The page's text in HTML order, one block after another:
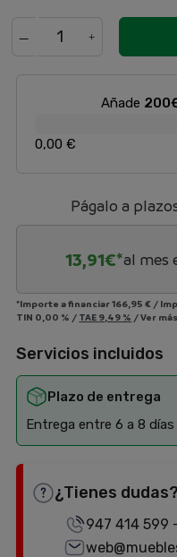
Añade
0,00 €
Págalo a
13,91€*al mes
*Importe a financiar166,95 € /
TIN 0,00 % / TAE 9,49 % /Ver más
Servicios incluidos
Plazo de entrega
Entrega entre 6 a 8 días
¿Tienes
947 414 599